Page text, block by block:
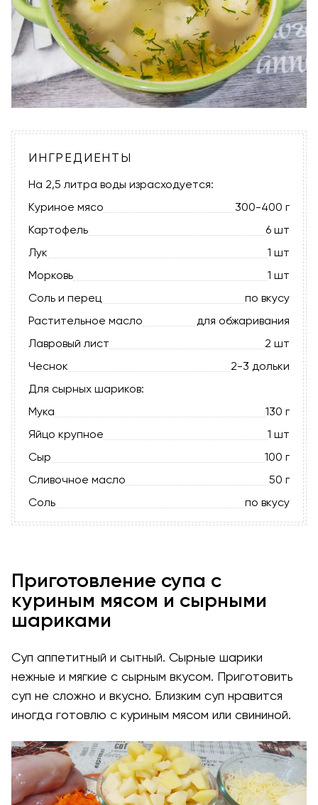
ИНГРЕДИЕНТЫ
На 2,5 литра воды израсходуется:
Куриное мясо
300-400 г
Картофель
6 шт
Лук
1 шт
Морковь
1 шт
Соль и перец
по вкусу
Растительное масло
для обжаривания
Лавровый лист
2 шт
Чеснок
2-3 дольки
Для сырных шариков:
Мука
130 г
Яйцо крупное
1 шт
Сыр
100 г
Сливочное масло
50 г
Соль
по вкусу
Приготовление супа с
куриным мясом и сырными
шариками
Суп аппетитный и сытный. Сырные шарики
нежные и мягкие с сырным вкусом. Приготовить
суп не сложно и вкусно. Близким суп нравится
иногда готовлю с куриным мясом или свининой.